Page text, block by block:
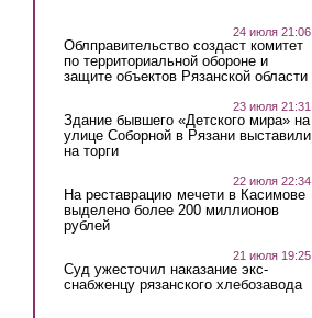
24 июля 21:06
Облправительство создаст комитет
по территориальной обороне и
защите объектов Рязанской области
23 июля 21:31
Здание бывшего «Детского мира» на
улице Соборной в Рязани выставили
на торги
22 июля 22:34
На реставрацию мечети в Касимове
выделено более 200 миллионов
рублей
21 июля 19:25
Суд ужесточил наказание экс-
снабженцу рязанского хлебозавода